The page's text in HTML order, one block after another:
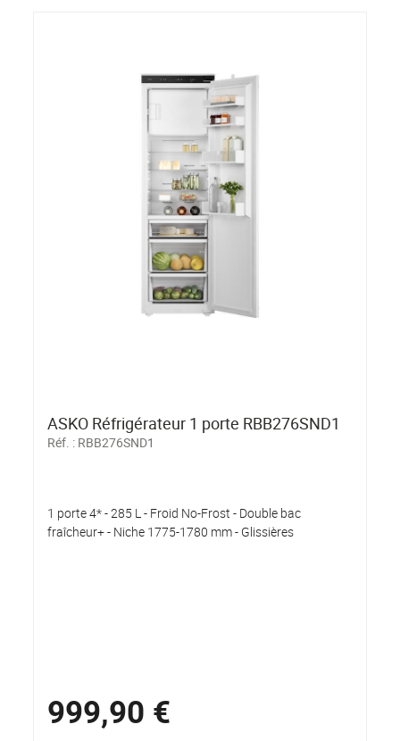
ASKO Réfrigérateur 1 porte RBB276SND1
Réf. : RBB276SND1
1 porte 4* - 285 L - Froid No-Frost - Double bac
fraîcheur+ - Niche 1775-1780 mm - Glissières
999,90 €